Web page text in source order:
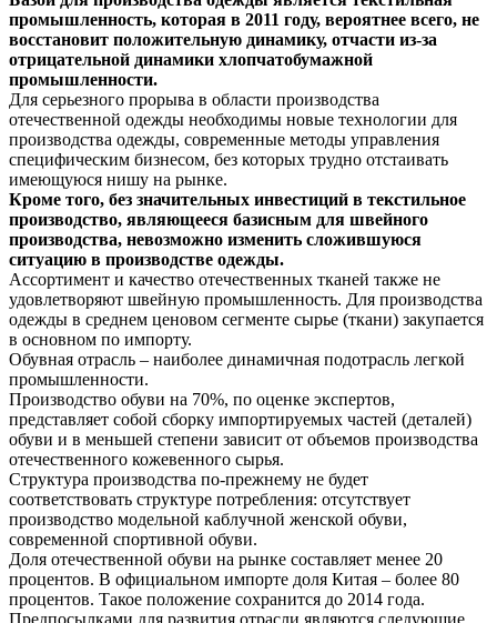
промышленность, которая в 2011 году, вероятнее всего, не
восстановит положительную динамику, отчасти из-за
отрицательной динамики хлопчатобумажной
промышленности.
Для серьезного прорыва в области производства
отечественной одежды необходимы новые технологии для
производства одежды, современные методы управления
специфическим бизнесом, без которых трудно отстаивать
имеющуюся нишу на рынке.
Кроме того, без значительных инвестиций в текстильное
производство, являющееся базисным для швейного
производства, невозможно изменить сложившуюся
ситуацию в производстве одежды.
Ассортимент и качество отечественных тканей также не
удовлетворяют швейную промышленность. Для производства
одежды в среднем ценовом сегменте сырье (ткани) закупается
в основном по импорту.
Обувная отрасль – наиболее динамичная подотрасль легкой
промышленности.
Производство обуви на 70%, по оценке экспертов,
представляет собой сборку импортируемых частей (деталей)
обуви и в меньшей степени зависит от объемов производства
отечественного кожевенного сырья.
Структура производства по-прежнему не будет
соответствовать структуре потребления: отсутствует
производство модельной каблучной женской обуви,
современной спортивной обуви.
Доля отечественной обуви на рынке составляет менее 20
процентов. В официальном импорте доля Китая – более 80
процентов. Такое положение сохранится до 2014 года.